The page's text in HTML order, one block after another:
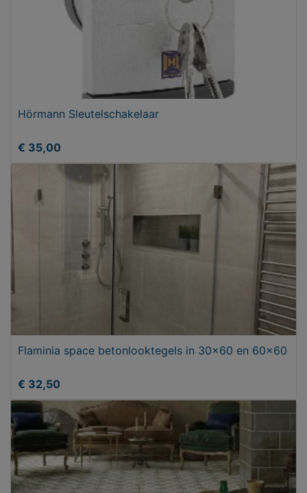
Hörmann Sleutelschakelaar
€ 35,00
Flaminia space betonlooktegels in 30x60 en 60x60
€ 32,50